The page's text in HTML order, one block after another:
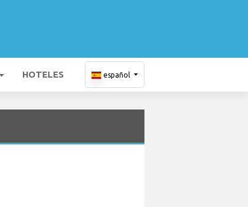
HOTELES español